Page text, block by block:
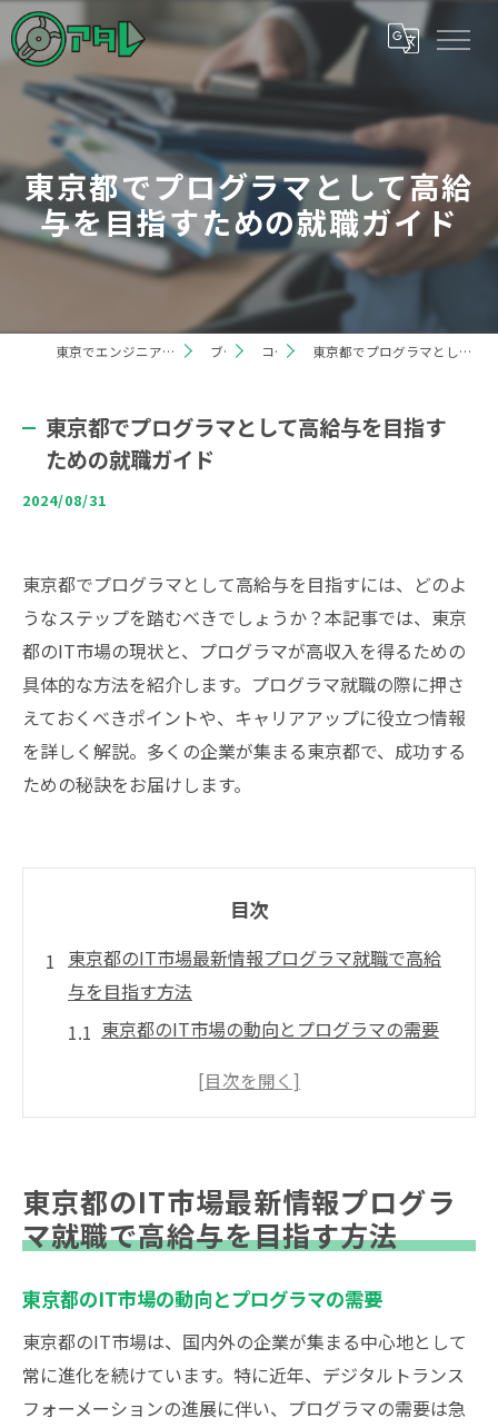
東京都でプログラマとして高給
与を目指すための就職ガイド
東京でエンジニアの求人なら株式会社アタレ ブログ コラム 東京都でプログラマとして高給与を目指すための就職ガイド
東京都でプログラマとして高給与を目指す
ための就職ガイド
2024/08/31
東京都でプログラマとして高給与を目指すには、どのよ
うなステップを踏むべきでしょうか？本記事では、東京
都のIT市場の現状と、プログラマが高収入を得るための
具体的な方法を紹介します。プログラマ就職の際に押さ
えておくべきポイントや、キャリアアップに役立つ情報
を詳しく解説。多くの企業が集まる東京都で、成功する
ための秘訣をお届けします。
目次
東京都のIT市場最新情報プログラマ就職で高給
与を目指す方法
東京都のIT市場の動向とプログラマの需要
高給与を狙うためのプログラマのスキルセ
ためのアプローチ
最新技術とその習得が給与に与える影響
フリーランスプログラマとしての高収入を
実現する方法
プログラマ就職のために東京都で押さえるべき
重要ポイント
東京都のIT市場最新情報プログラ
マ就職で高給与を目指す方法
東京都のIT市場の動向とプログラマの需要
東京都のIT市場は、国内外の企業が集まる中心地として
常に進化を続けています。特に近年、デジタルトランス
フォーメーションの進展に伴い、プログラマの需要は急